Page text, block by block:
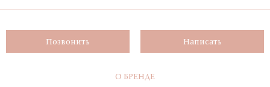
Позвонить Написать
О БРЕНДЕ